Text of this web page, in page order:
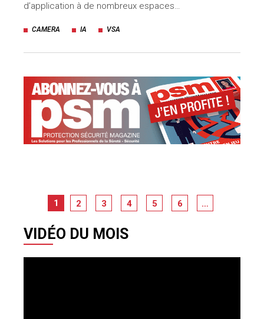
d’application à de nombreux espaces…
CAMERA IA VSA
1 2 3 4 5 6 …
VIDÉO DU MOIS